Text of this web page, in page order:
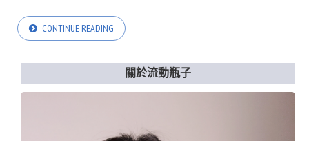
CONTINUE READING
關於流動瓶子